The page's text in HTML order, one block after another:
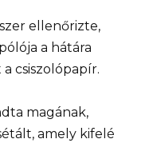
ellenőrizte,
a hátára
csiszolópapír.
magának,
amely kifelé